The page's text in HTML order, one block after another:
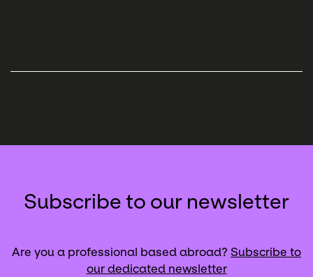
Subscribe to our newsletter
Are you a professional based abroad? Subscribe to
our dedicated newsletter